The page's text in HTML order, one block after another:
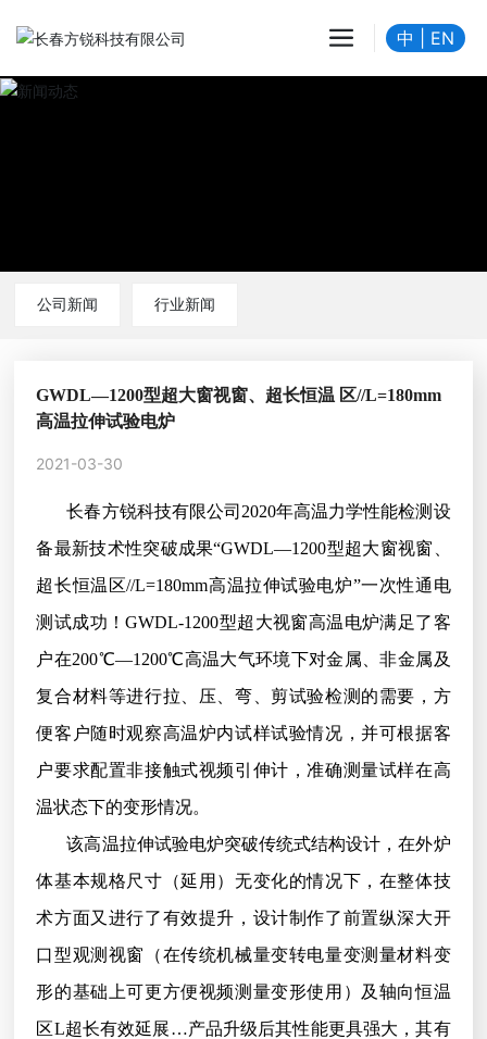
中 EN
公司新闻 行业新闻
GWDL—1200型超大窗视窗、超长恒温 区//L=180mm
高温拉伸试验电炉
2021-03-30
长春方锐科技有限公司 2020年高温力学性能检测设
备最新技术性突破成果“GWDL—1200型超大窗视窗、
超长恒温区//L=180mm高温拉伸试验电炉”一次性通电
测试成功！GWDL-1200型超大视窗高温电炉满足了客
户在200℃—1200℃高温大气环境下对金属、非金属及
复合材料等进行拉、压、弯、剪试验检测的需要，方
便客户随时观察高温炉内试样试验情况，并可根据客
户要求配置非接触式视频引伸计，准确测量试样在高
温状态下的变形情况。
该高温拉伸试验电炉突破传统式结构设计，在外炉
体基本规格尺寸（延用）无变化的情况下，在整体技
术方面又进行了有效提升，设计制作了前置纵深大开
口型观测视窗（在传统机械量变转电量变测量材料变
形的基础上可更方便视频测量变形使用）及轴向恒温
区L超长有效延展…产品升级后其性能更具强大，其有